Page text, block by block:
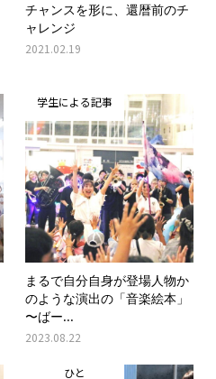
チャンスを形に、還暦前のチ
ャレンジ
2021.02.19
学生による記事
まるで自分自身が登場人物か
のような演出の「音楽絵本」
〜ばー...
2023.08.22
ひと